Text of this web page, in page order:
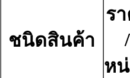
ชนิดสินค้า
ร
/
ห